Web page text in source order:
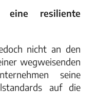
eine resiliente
nicht an den
wegweisenden
seine
auf die